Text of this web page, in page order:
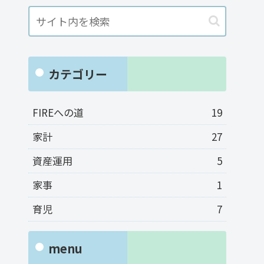
カテゴリー
FIREへの道
19
家計
27
資産運用
5
家事
1
育児
7
menu